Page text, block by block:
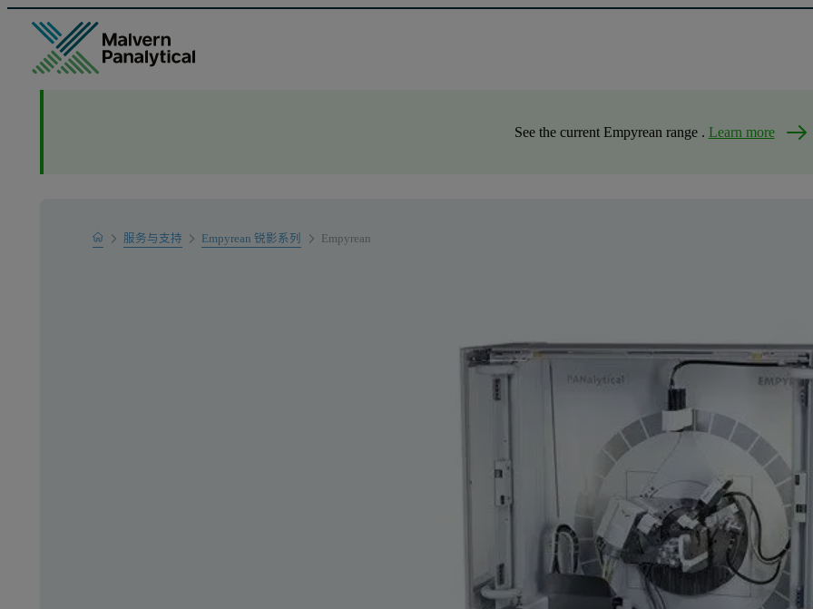
See the current Empyrean range . Learn more
Home服务与支持
产品支持
Empyrean 锐影系列 Empyrean